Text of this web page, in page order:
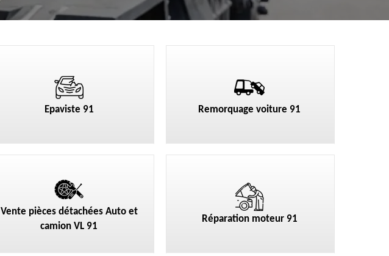
Epaviste 91 Remorquage voiture 91
Vente pièces détachées Auto et
camion VL 91
Réparation moteur 91